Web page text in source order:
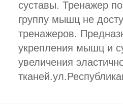
суставы. Тренажер
группу мышц не
тренажеров.
укрепления мышц и
увеличения